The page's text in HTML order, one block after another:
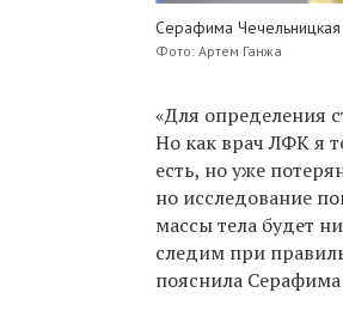
Серафима Чечельницкая
Фото: Артем Ганжа
«Для определения
Но как врач ЛФК я
есть, но уже
но исследование
массы тела будет
следим при
пояснила